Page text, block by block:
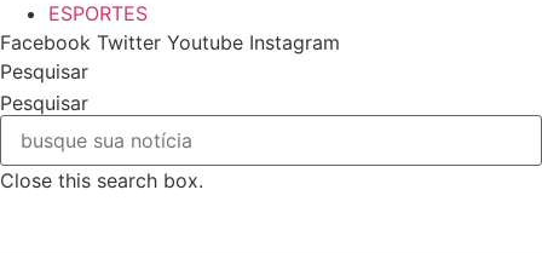
ESPORTES
Facebook Twitter Youtube Instagram
Pesquisar
Pesquisar
Close this search box.